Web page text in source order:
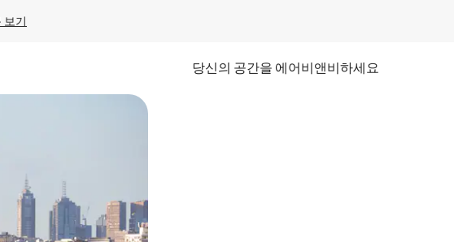
보기
당신의 공간을 에어비앤비하세요